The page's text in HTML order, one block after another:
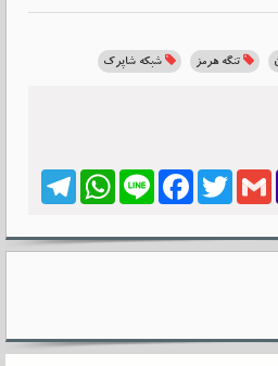
تنگه هرمز شبکه شاپرک
TelegramWhatsApp LineFacebook Twitter Gmail